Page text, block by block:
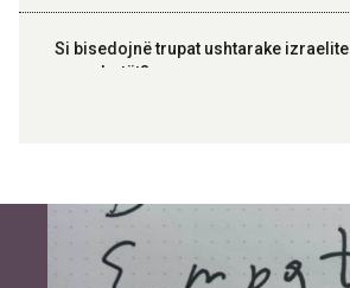
Si bisedojnë trupat ushtarake izraelite
me robotët?
inteligjente izraelite